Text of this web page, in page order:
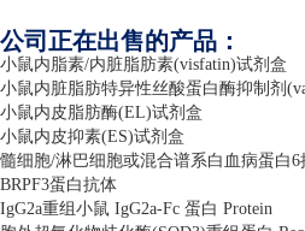
公司正在出售的产品：
小鼠内脂素/内脏脂肪素(visfatin)试剂盒
小鼠内脏脂肪特异性丝酸蛋白酶抑制剂
小鼠内皮脂肪酶(EL)试剂盒
小鼠内皮抑素(ES)试剂盒
髓细胞/淋巴细胞或混合谱系白血病蛋白6
BRPF3蛋白抗体
IgG2a重组小鼠 IgG2a-Fc 蛋白 Protein